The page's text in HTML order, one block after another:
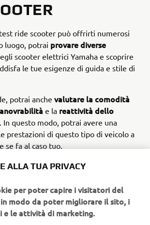
ride scooter può offrirti numerosi
luogo, potrai provare diverse
scooter elettrici Yamaha e scoprire
le tue esigenze di guida e stile di
potrai anche valutare la comodità
e la reattività dello
questo modo, potrai avere una
prestazioni di questo tipo di veicolo a
se fa al caso tuo.
da un istruttore qualificato
guida e sull'utilizzo dello scooter
ancora più completa e
ALLA TUA PRIVACY
per poter capire i visitatori del
modo da poter migliorare il sito, i
e le attività di marketing.